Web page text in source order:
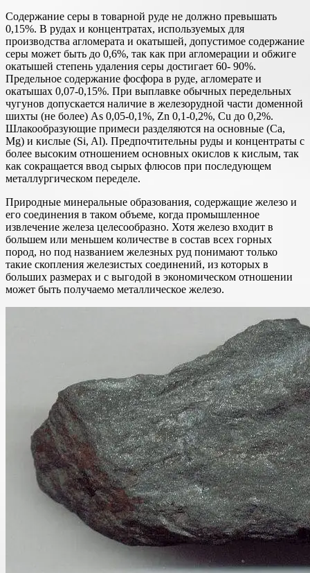
Содержание серы в товарной руде не должно превышать
0,15%. В рудах и концентратах, используемых для
производства агломерата и окатышей, допустимое содержание
серы может быть до 0,6%, так как при агломерации и обжиге
окатышей степень удаления серы достигает 60- 90%.
Предельное содержание фосфора в руде, агломерате и
окатышах 0,07-0,15%. При выплавке обычных передельных
чугунов допускается наличие в железорудной части доменной
шихты (не более) As 0,05-0,1%, Zn 0,1-0,2%, Cu до 0,2%.
Шлакообразующие примеси разделяются на основные (Ca,
Mg) и кислые (Si, Al). Предпочтительны руды и концентраты с
более высоким отношением основных окислов к кислым, так
как сокращается ввод сырых флюсов при последующем
металлургическом переделе.
Природные минеральные образования, содержащие железо и
его соединения в таком объеме, когда промышленное
извлечение железа целесообразно. Хотя железо входит в
большем или меньшем количестве в состав всех горных
пород, но под названием железных руд понимают только
такие скопления железистых соединений, из которых в
больших размерах и с выгодой в экономическом отношении
может быть получаемо металлическое железо.